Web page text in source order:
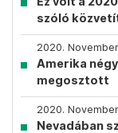
szóló
2020.
Amerika
megosztott
2020.
Nevadában